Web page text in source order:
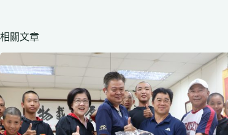
相關文章